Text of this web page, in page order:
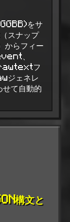
をサ
ナップ
らフィー
、
フ
ェネレ
て自動的
構文と